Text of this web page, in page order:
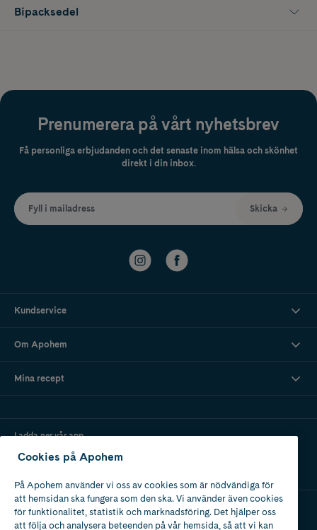
Bipacksedel
Prenumerera på vårt nyhetsbrev
Få personliga erbjudanden och det senaste inom hälsa och skönhet
direkt i din inbox.
Fyll i mailadress Skicka
Kundservice
Om Apohem
Mina recept
Ladda ner vår app
Apotek med tillstånd
Cookies på Apohem
På Apohem använder vi oss av cookies som är nödvändiga för
att hemsidan ska fungera som den ska. Vi använder även cookies
för funktionalitet, statistik och marknadsföring. Det hjälper oss
att följa och analysera beteenden på vår hemsida, så att vi kan